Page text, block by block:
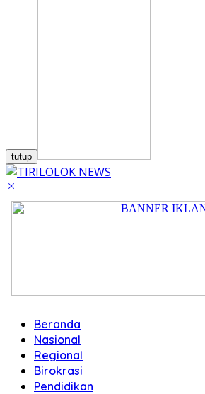
tutup
Beranda
Nasional
Regional
Birokrasi
Pendidikan